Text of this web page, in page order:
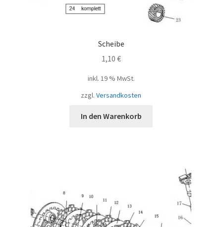
Scheibe
1,10 €
inkl. 19 % MwSt.
zzgl. Versandkosten
In den Warenkorb